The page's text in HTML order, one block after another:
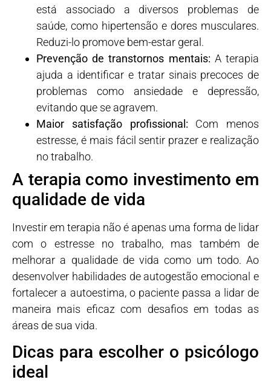
está associado a diversos problemas de
saúde, como hipertensão e dores musculares.
Reduzi-lo promove bem-estar geral.
Prevenção de transtornos mentais: A terapia
ajuda a identificar e tratar sinais precoces de
problemas como ansiedade e depressão,
evitando que se agravem.
Maior satisfação profissional: Com menos
estresse, é mais fácil sentir prazer e realização
no trabalho.
A terapia como investimento em
qualidade de vida
Investir em terapia não é apenas uma forma de lidar
com o estresse no trabalho, mas também de
melhorar a qualidade de vida como um todo. Ao
desenvolver habilidades de autogestão emocional e
fortalecer a autoestima, o paciente passa a lidar de
maneira mais eficaz com desafios em todas as
áreas de sua vida.
Dicas para escolher o psicólogo
ideal